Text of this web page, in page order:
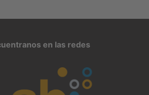
en las redes